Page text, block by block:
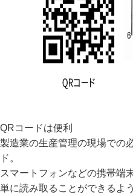
QRコードは便利
製造業の生産管理の現場での
ド。
スマートフォンなどの携帯端
単に読み取ることができるよ